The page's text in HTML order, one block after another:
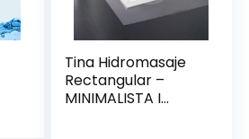
Tina Hidromasaje
Rectangular –
MINIMALISTA I